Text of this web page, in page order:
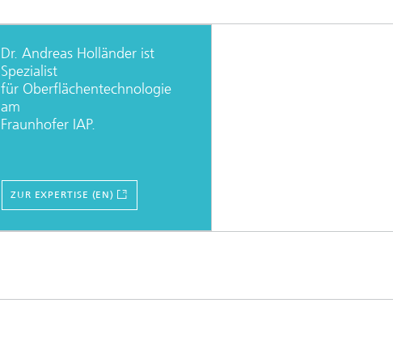
Dr. Andreas Holländer ist
Spezialist
für Oberflächentechnologie
am
Fraunhofer IAP.
ZUR EXPERTISE (EN)